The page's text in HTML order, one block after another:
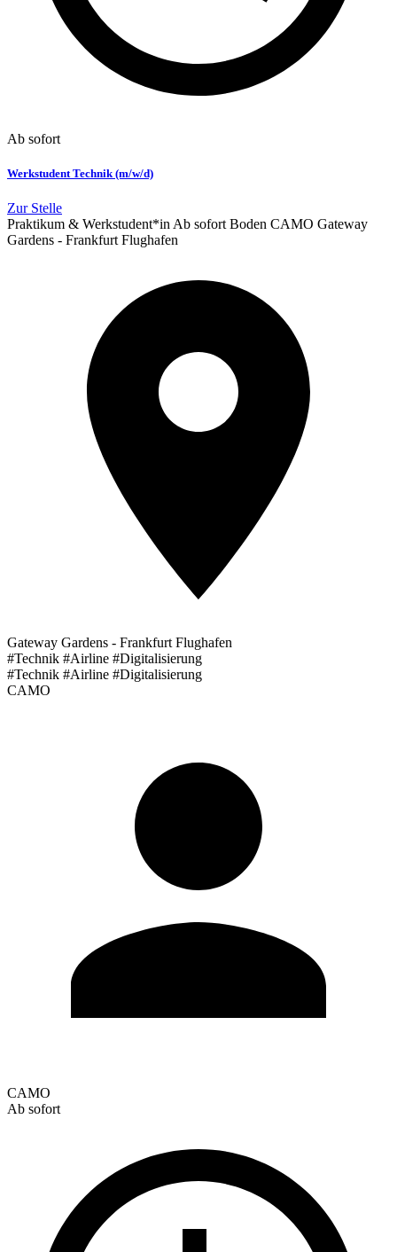
Ab sofort
Werkstudent Technik (m/w/d)
Zur Stelle
Praktikum & Werkstudent*in Ab sofort Boden CAMO Gateway
Gardens - Frankfurt Flughafen
Gateway Gardens - Frankfurt Flughafen
#Technik #Airline #Digitalisierung
#Technik #Airline #Digitalisierung
CAMO
CAMO
Ab sofort